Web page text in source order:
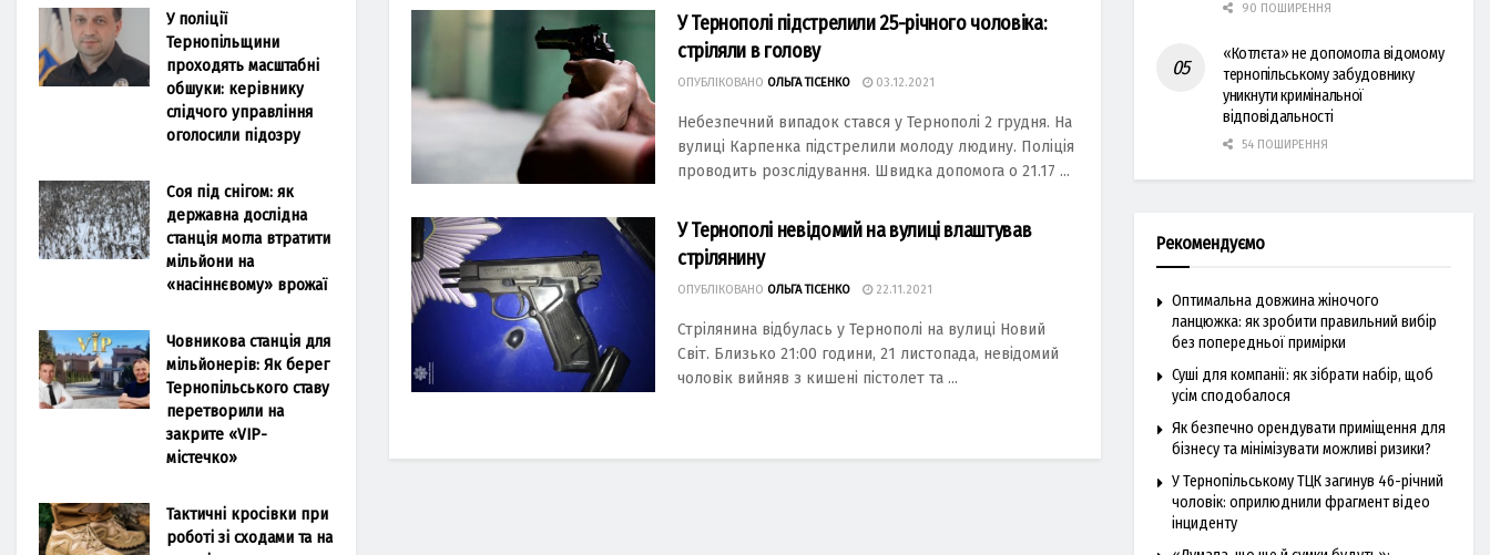
У Тернополі підстрелили 25-річного чоловіка:
стріляли в голову
ОПУБЛІКОВАНО ОЛЬГА ТІСЕНКО 03.12.2021
Небезпечний випадок стався у Тернополі 2 грудня. На
вулиці Карпенка підстрелили молоду людину. Поліція
проводить розслідування. Швидка допомога о 21.17 ...
У Тернополі невідомий на вулиці влаштував
стрілянину
ОПУБЛІКОВАНО ОЛЬГА ТІСЕНКО 22.11.2021
Стрілянина відбулась у Тернополі на вулиці Новий
Світ. Близько 21:00 години, 21 листопада, невідомий
чоловік вийняв з кишені пістолет та ...
У поліції
Тернопільщини
проходять масштабні
обшуки: керівнику
слідчого управління
оголосили підозру
Соя під снігом: як
державна дослідна
станція могла втратити
мільйони на
«насіннєвому» врожаї
Човникова станція для
мільйонерів: Як берег
Тернопільського ставу
перетворили на
закрите «VIP-
містечко»
Тактичні кросівки при
роботі зі сходами та на
90 ПОШИРЕННЯ
«Котлєта» не допомогла відомому
тернопільському забудовнику
уникнути кримінальної
відповідальності
54 ПОШИРЕННЯ
Рекомендуємо
Оптимальна довжина жіночого
ланцюжка: як зробити правильний вибір
без попередньої примірки
Суші для компанії: як зібрати набір, щоб
усім сподобалося
Як безпечно орендувати приміщення для
бізнесу та мінімізувати можливі ризики?
У Тернопільському ТЦК загинув 46-річний
чоловік: оприлюднили фрагмент відео
інциденту